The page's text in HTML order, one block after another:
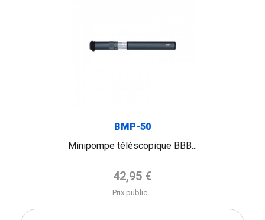
BMP-50
Minipompe téléscopique BBB...
Prix de base
42,95 €
Prix public